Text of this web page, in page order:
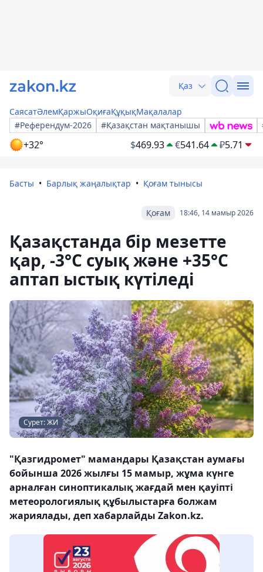
Қаз
СаясатӘлемҚаржыОқиғаҚұқықМақалалар
#Референдум-2026
#Қазақстан мақтанышы
+32° $469.93 €541.64 ₽5.71
Басты Барлық жаңалықтар Қоғам тынысы
18:46, 14 мамыр 2026
Қоғам
Қазақстанда бір мезетте
қар, -3°С суық және +35°С
аптап ыстық күтіледі
Сурет: ЖИ
"Қазгидромет" мамандары Қазақстан аумағы
бойынша 2026 жылғы 15 мамыр, жұма күнге
арналған синоптикалық жағдай мен қауіпті
метеорологиялық құбылыстарға болжам
жариялады, деп хабарлайды Zakon.kz.